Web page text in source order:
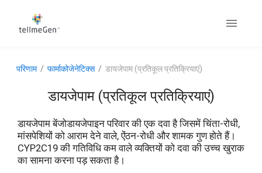
परिणाम फार्माकोजेनेटिक्स डायजेपाम (प्रतिकूल प्रतिक्रियाएं)
डायजेपाम (प्रतिकूल प्रतिक्रियाएं)
डायजेपाम बेंजोडायजेपाइन परिवार की एक दवा है जिसमें चिंता-रोधी,
मांसपेशियों को आराम देने वाले, ऐंठन-रोधी और शामक गुण होते हैं।
CYP2C19 की गतिविधि कम वाले व्यक्तियों को दवा की उच्च खुराक
का सामना करना पड़ सकता है।